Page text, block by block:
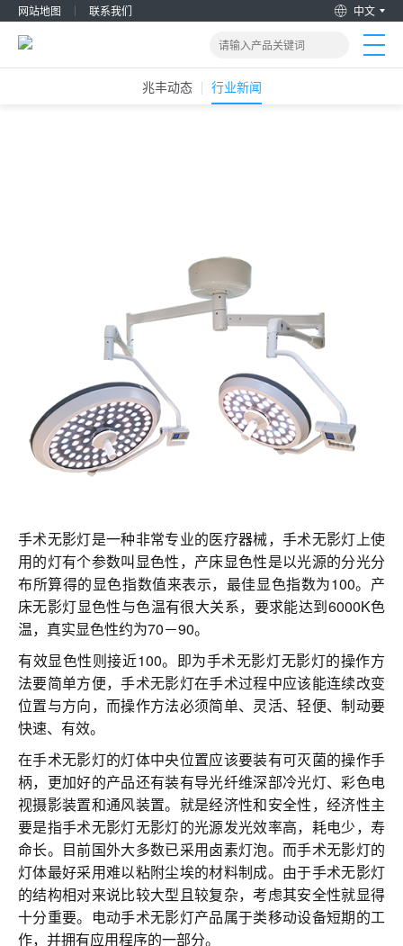
网站地图 联系我们 中文
联系我们
兆丰动态 行业新闻
手术无影灯是一种非常专业的医疗器械，手术无影灯上使
用的灯有个参数叫显色性，产床显色性是以光源的分光分
布所算得的显色指数值来表示，最佳显色指数为100。产
床无影灯显色性与色温有很大关系，要求能达到6000K色
温，真实显色性约为70－90。
有效显色性则接近100。即为手术无影灯无影灯的操作方
法要简单方便，手术无影灯在手术过程中应该能连续改变
位置与方向，而操作方法必须简单、灵活、轻便、制动要
快速、有效。
在手术无影灯的灯体中央位置应该要装有可灭菌的操作手
柄，更加好的产品还有装有导光纤维深部冷光灯、彩色电
视摄影装置和通风装置。就是经济性和安全性，经济性主
要是指手术无影灯无影灯的光源发光效率高，耗电少，寿
命长。目前国外大多数已采用卤素灯泡。而手术无影灯的
灯体最好采用难以粘附尘埃的材料制成。由于手术无影灯
的结构相对来说比较大型且较复杂，考虑其安全性就显得
十分重要。电动手术无影灯产品属于类移动设备短期的工
作，并拥有应用程序的一部分。